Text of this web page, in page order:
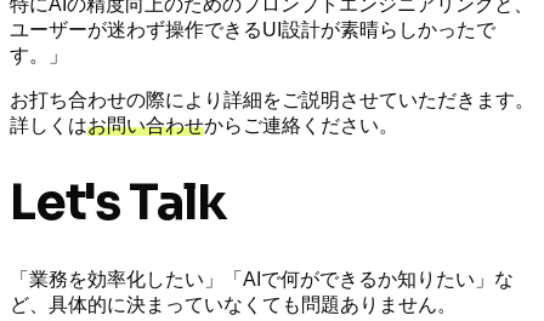
ユーザーが迷わず操作できるUI設計が素晴らしかったで
す。」
お打ち合わせの際により詳細をご説明させていただきます。
詳しくはお問い合わせからご連絡ください。
Let's Talk
「業務を効率化したい」「AIで何ができるか知りたい」な
ど、具体的に決まっていなくても問題ありません。